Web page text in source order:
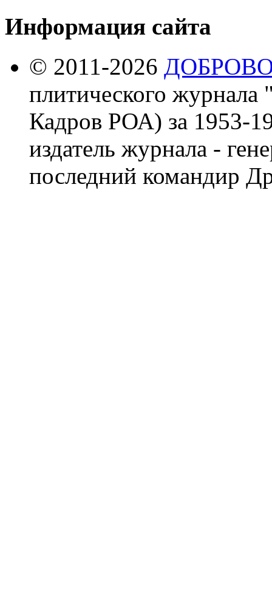
Информация сайта
© 2011-2026
плитического
Кадров РОА) за 1953-
издатель журнала -
последний командир